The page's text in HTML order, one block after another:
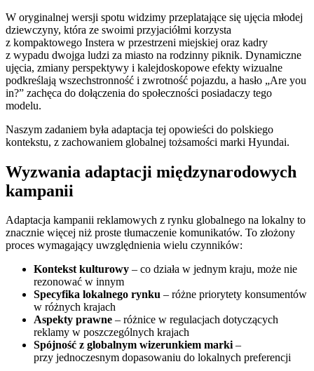
W oryginalnej wersji spotu widzimy przeplatające się ujęcia młodej
dziewczyny, która ze swoimi przyjaciółmi korzysta
z kompaktowego Instera w przestrzeni miejskiej oraz kadry
z wypadu dwojga ludzi za miasto na rodzinny piknik. Dynamiczne
ujęcia, zmiany perspektywy i kalejdoskopowe efekty wizualne
podkreślają wszechstronność i zwrotność pojazdu, a hasło „Are you
in?” zachęca do dołączenia do społeczności posiadaczy tego
modelu.
Naszym zadaniem była adaptacja tej opowieści do polskiego
kontekstu, z zachowaniem globalnej tożsamości marki Hyundai.
Wyzwania adaptacji międzynarodowych
kampanii
Adaptacja kampanii reklamowych z rynku globalnego na lokalny to
znacznie więcej niż proste tłumaczenie komunikatów. To złożony
proces wymagający uwzględnienia wielu czynników:
Kontekst kulturowy – co działa w jednym kraju, może nie
rezonować w innym
Specyfika lokalnego rynku – różne priorytety konsumentów
w różnych krajach
Aspekty prawne – różnice w regulacjach dotyczących
reklamy w poszczególnych krajach
Spójność z globalnym wizerunkiem marki–
przy jednoczesnym dopasowaniu do lokalnych preferencji